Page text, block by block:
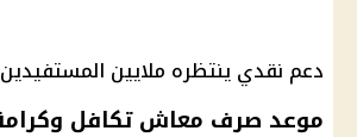
دعم نقدي ينتظره ملايين المستفيدين